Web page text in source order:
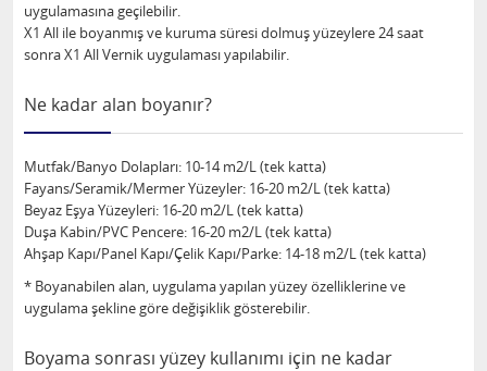
uygulamasına geçilebilir.
X1 All ile boyanmış ve kuruma süresi dolmuş yüzeylere 24 saat
sonra X1 All Vernik uygulaması yapılabilir.
Ne kadar alan boyanır?
Mutfak/Banyo Dolapları: 10-14 m2/L (tek katta)
Fayans/Seramik/Mermer Yüzeyler: 16-20 m2/L (tek katta)
Beyaz Eşya Yüzeyleri: 16-20 m2/L (tek katta)
Duşa Kabin/PVC Pencere: 16-20 m2/L (tek katta)
Ahşap Kapı/Panel Kapı/Çelik Kapı/Parke: 14-18 m2/L (tek katta)
* Boyanabilen alan, uygulama yapılan yüzey özelliklerine ve
uygulama şekline göre değişiklik gösterebilir.
Boyama sonrası yüzey kullanımı için ne kadar